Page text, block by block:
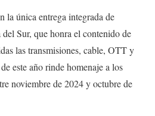
única entrega integrada de
Sur, que honra el contenido de
las transmisiones, cable, OTT y
este año rinde homenaje a los
noviembre de 2024 y octubre de